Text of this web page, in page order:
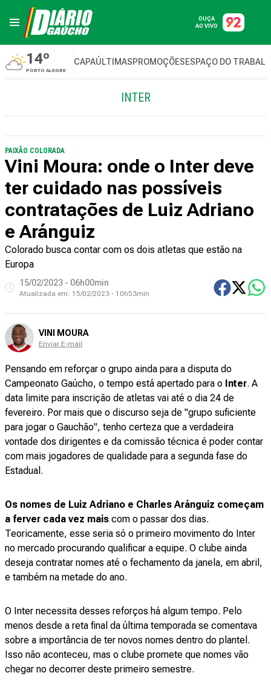
OUÇA
AO VIVO
14º
PORTO ALEGRE
CAPAÚLTIMASPROMOÇÕESESPAÇO DO
INTER
PAIXÃO COLORADA
Vini Moura: onde o Inter deve
ter cuidado nas possíveis
contratações de Luiz Adriano
e Aránguiz
Colorado busca contar com os dois atletas que estão na
Europa
15/02/2023 - 06h00min
Atualizada em: 15/02/2023 - 10h53min
VINI MOURA
Enviar E-mail
Pensando em reforçar o grupo ainda para a disputa do
Campeonato Gaúcho, o tempo está apertado para o Inter. A
data limite para inscrição de atletas vai até o dia 24 de
fevereiro. Por mais que o discurso seja de "grupo suficiente
para jogar o Gauchão", tenho certeza que a verdadeira
vontade dos dirigentes e da comissão técnica é poder contar
com mais jogadores de qualidade para a segunda fase do
Estadual.
Os nomes de Luiz Adriano e Charles Aránguiz começam
a ferver cada vez mais com o passar dos dias.
Teoricamente, esse seria só o primeiro movimento do Inter
no mercado procurando qualificar a equipe. O clube ainda
deseja contratar nomes até o fechamento da janela, em abril,
e também na metade do ano.
O Inter necessita desses reforços há algum tempo. Pelo
menos desde a reta final da última temporada se comentava
sobre a importância de ter novos nomes dentro do plantel.
Isso não aconteceu, mas o clube promete que nomes vão
chegar no decorrer deste primeiro semestre.